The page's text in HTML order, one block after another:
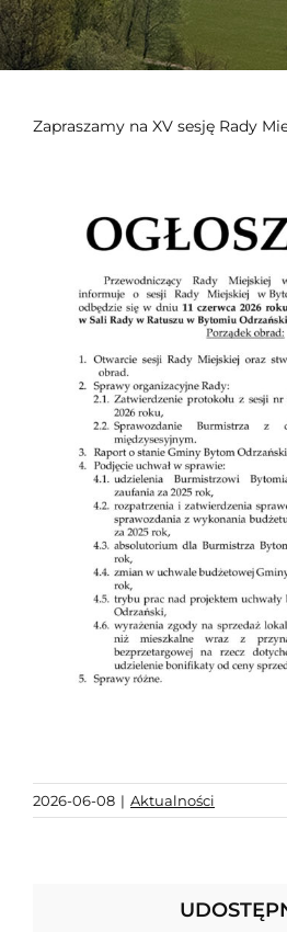
Zapraszamy na XV sesję Rady
2026-06-08 | Aktualności